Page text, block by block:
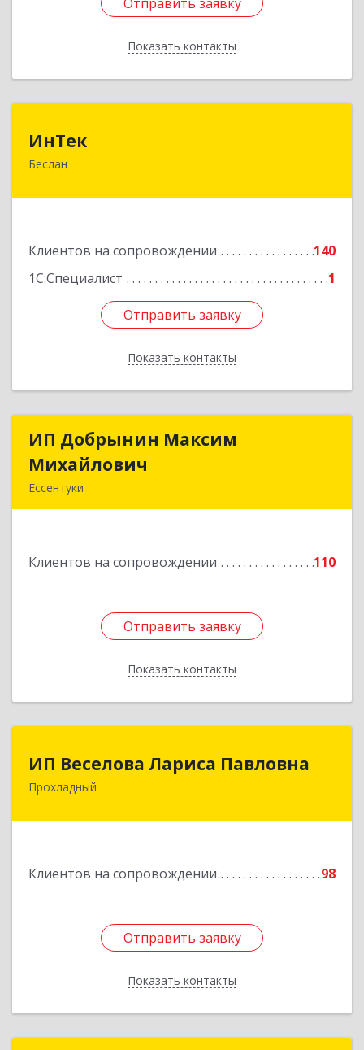
Показать контакты
Назад
ИнТек
Беслан
Клиентов на сопровождении
140
1С:Специалист
1
Отправить заявку
Показать контакты
Подробнее
Отправить заявку
Назад
ИП Добрынин Максим
Михайлович
Ессентуки
Клиентов на сопровождении 110
Отправить заявку
Показать контакты
ИП Добрынин Максим
Подробнее
Отправить заявку
Назад
ИП Веселова Лариса Павловна
Прохладный
Клиентов на сопровождении 98
Отправить заявку
Показать контакты
Отправить заявку
Назад